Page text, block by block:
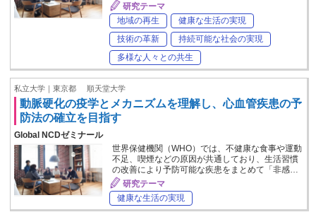
研究テーマ
地域の再生
健康な生活の実現
技術の革新
持続可能な社会の実現
多様な人々との共生
私立大学｜東京都 順天堂大学
動脈硬化の疫学とメカニズムを理解し、心血管疾患の予
防法の確立を目指す
Global NCDゼミナール
世界保健機関（WHO）では、不健康な食事や運動
不足、喫煙などの原因が共通しており、生活習慣
の改善により予防可能な疾患をまとめて「非感…
研究テーマ
健康な生活の実現